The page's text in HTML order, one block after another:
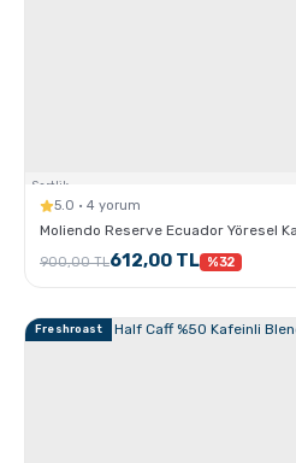
GROSCHE
Sertlik:
5.0 · 4 yorum
Moliendo Reserve Ecuador Yöresel
900,00 TL612,00 TL %32
Freshroast